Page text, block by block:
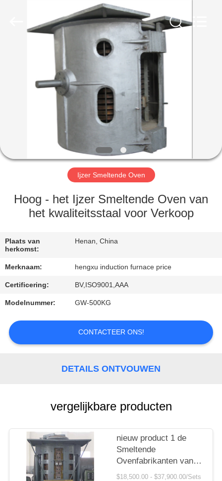
PRODUCTEN
FABRIEKSREIS
KWALITEITSCONTROLE
ONS
VRAAG
EEN
OFFERTE
AAN
steelrollingmills.com.
Ijzer Smeltende Oven
Hoog - het Ijzer Smeltende Oven van
het kwaliteitsstaal voor Verkoop
Plaats van
herkomst:
Henan, China
Merknaam: hengxu induction furnace price
Certificering: BV,ISO9001,AAA
Modelnummer: GW-500KG
CONTACTEER ONS!
DETAILS ONTVOUWEN
vergelijkbare producten
nieuw product 1 de
Smeltende
Ovenfabrikanten van
Ton Steel
$18,500.00 - $37,900.00/Sets